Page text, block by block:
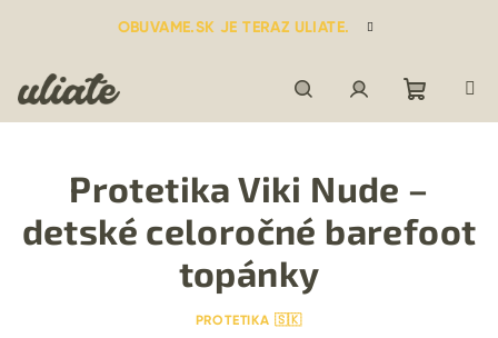
OBUVAME.SK JE TERAZ ULIATE.
HľadaťPrihlásenie
košík
Protetika Viki Nude –
detské celoročné barefoot
topánky
PROTETIKA 🇸🇰